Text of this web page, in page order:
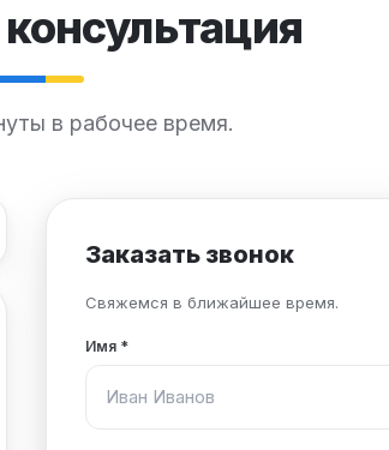
в рабочее время.
Заказать звонок
Свяжемся в ближайшее время.
Имя *